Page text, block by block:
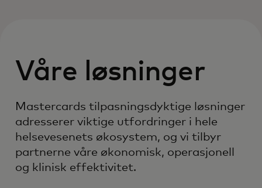
Våre løsninger
Mastercards tilpasningsdyktige løsninger
adresserer viktige utfordringer i hele
helsevesenets økosystem, og vi tilbyr
partnerne våre økonomisk, operasjonell
og klinisk effektivitet.